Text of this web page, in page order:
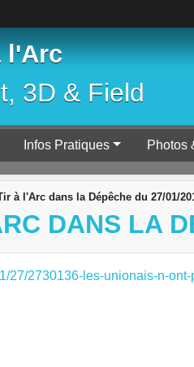
l'Arc
3D & Field
Infos Pratiques Photos
à l'Arc dans la Dépêche du 27/01/
DANS LA
27/2730136-les-unionais-n-